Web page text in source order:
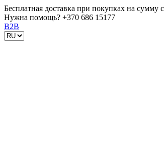
Бесплатная доставка при покупках на сумму
Нужна помощь? +370 686 15177
B2B